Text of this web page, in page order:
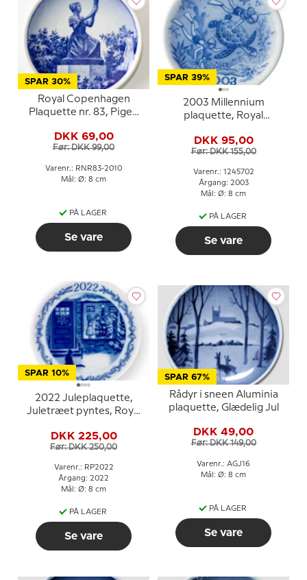
SPAR 30%
Royal Copenhagen
Plaquette nr. 83, Pigen
Horsens
DKK 69,00
Før: DKK 99,00
Varenr.: RNR83-2010
Mål: Ø: 8 cm
PÅ LAGER
Se vare
SPAR 39%
2003 Millennium
plaquette, Royal
DKK 95,00
Før: DKK 155,00
Varenr.: 1245702
Årgang: 2003
Mål: Ø: 8 cm
PÅ LAGER
Se vare
SPAR 10%
2022 Juleplaquette,
Juletræet pyntes, Royal
DKK 225,00
Før: DKK 250,00
Varenr.: RP2022
Årgang: 2022
Mål: Ø: 8 cm
PÅ LAGER
Se vare
SPAR 67%
Rådyr i sneen Aluminia
plaquette, Glædelig Jul
DKK 49,00
Før: DKK 149,00
Varenr.: AGJ16
Mål: Ø: 8 cm
PÅ LAGER
Se vare